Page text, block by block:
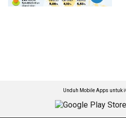
Unduh Mobile Apps untuk